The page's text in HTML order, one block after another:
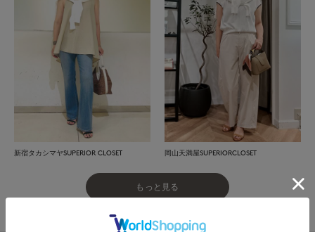
新宿タカシマヤSUPERIOR CLOSET 岡山天満屋SUPERIORCLOSET
もっと見る